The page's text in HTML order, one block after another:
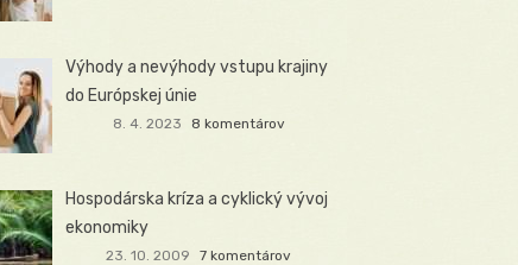
Výhody a nevýhody vstupu krajiny
do Európskej únie
8. 4. 2023 8 komentárov
Hospodárska kríza a cyklický vývoj
ekonomiky
23. 10. 2009 7 komentárov